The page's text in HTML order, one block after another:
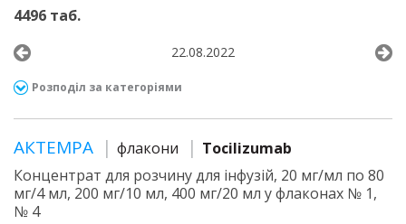
4496 таб.
22.08.2022
Розподіл за категоріями
АКТЕМРА флакони
Tocilizumab
Концентрат для розчину для інфузій, 20 мг/мл по 80
мг/4 мл, 200 мг/10 мл, 400 мг/20 мл у флаконах № 1,
№ 4